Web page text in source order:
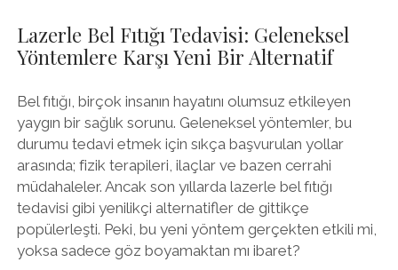
Lazerle Bel Fıtığı Tedavisi: Geleneksel
Yöntemlere Karşı Yeni Bir Alternatif
Bel fıtığı, birçok insanın hayatını olumsuz etkileyen
yaygın bir sağlık sorunu. Geleneksel yöntemler, bu
durumu tedavi etmek için sıkça başvurulan yollar
arasında; fizik terapileri, ilaçlar ve bazen cerrahi
müdahaleler. Ancak son yıllarda lazerle bel fıtığı
tedavisi gibi yenilikçi alternatifler de gittikçe
popülerleşti. Peki, bu yeni yöntem gerçekten etkili mi,
yoksa sadece göz boyamaktan mı ibaret?